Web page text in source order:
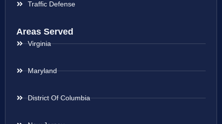
Traffic Defense
Areas Served
Virginia
Maryland
District Of Columbia